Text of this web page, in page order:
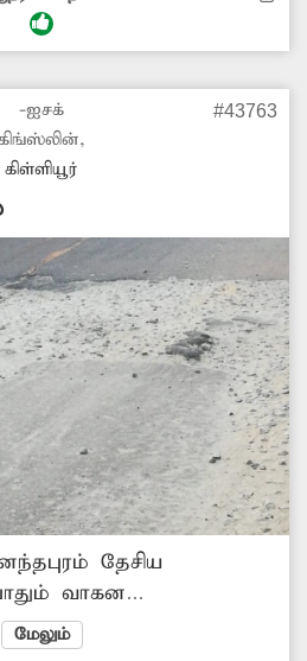
கோவிலின் அருகில்
நலன்கருதி
தடுக்கும்
வேகத்தடை அமைக்க
நடவடிக்கை எடுக்க
-ஐசக்
கிள்ளியூர்
#43763
தே‌சிய
வாகன
காணப்படும்.
சந்திப்பு பகுதியில்
மேலும்